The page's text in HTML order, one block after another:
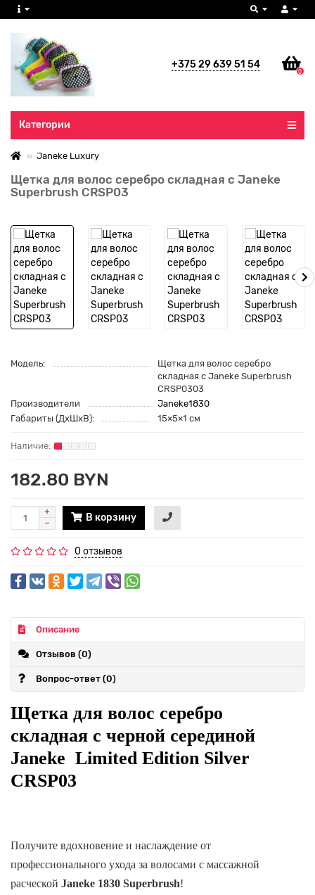
+375 29 639 51 54
0
Все категории
Категории
Janeke Luxury
Щетка для волос серебро складная с Janeke
Superbrush CRSP03
Модель:
Щетка для волос серебро
складная с Janeke Superbrush
CRSP0303
Производители
Janeke1830
Габариты (ДхШхВ):
15×5×1 см
182.80 BYN
В корзину
0 отзывов
Описание
Отзывов (0)
Вопрос-ответ (0)
Щетка для волос серебро
складная с черной серединой
Janeke Limited Edition Silver
CRSP03
Получите вдохновение и наслаждение от
профессионального ухода за волосами с массажной
расческой Janeke 1830 Superbrush!